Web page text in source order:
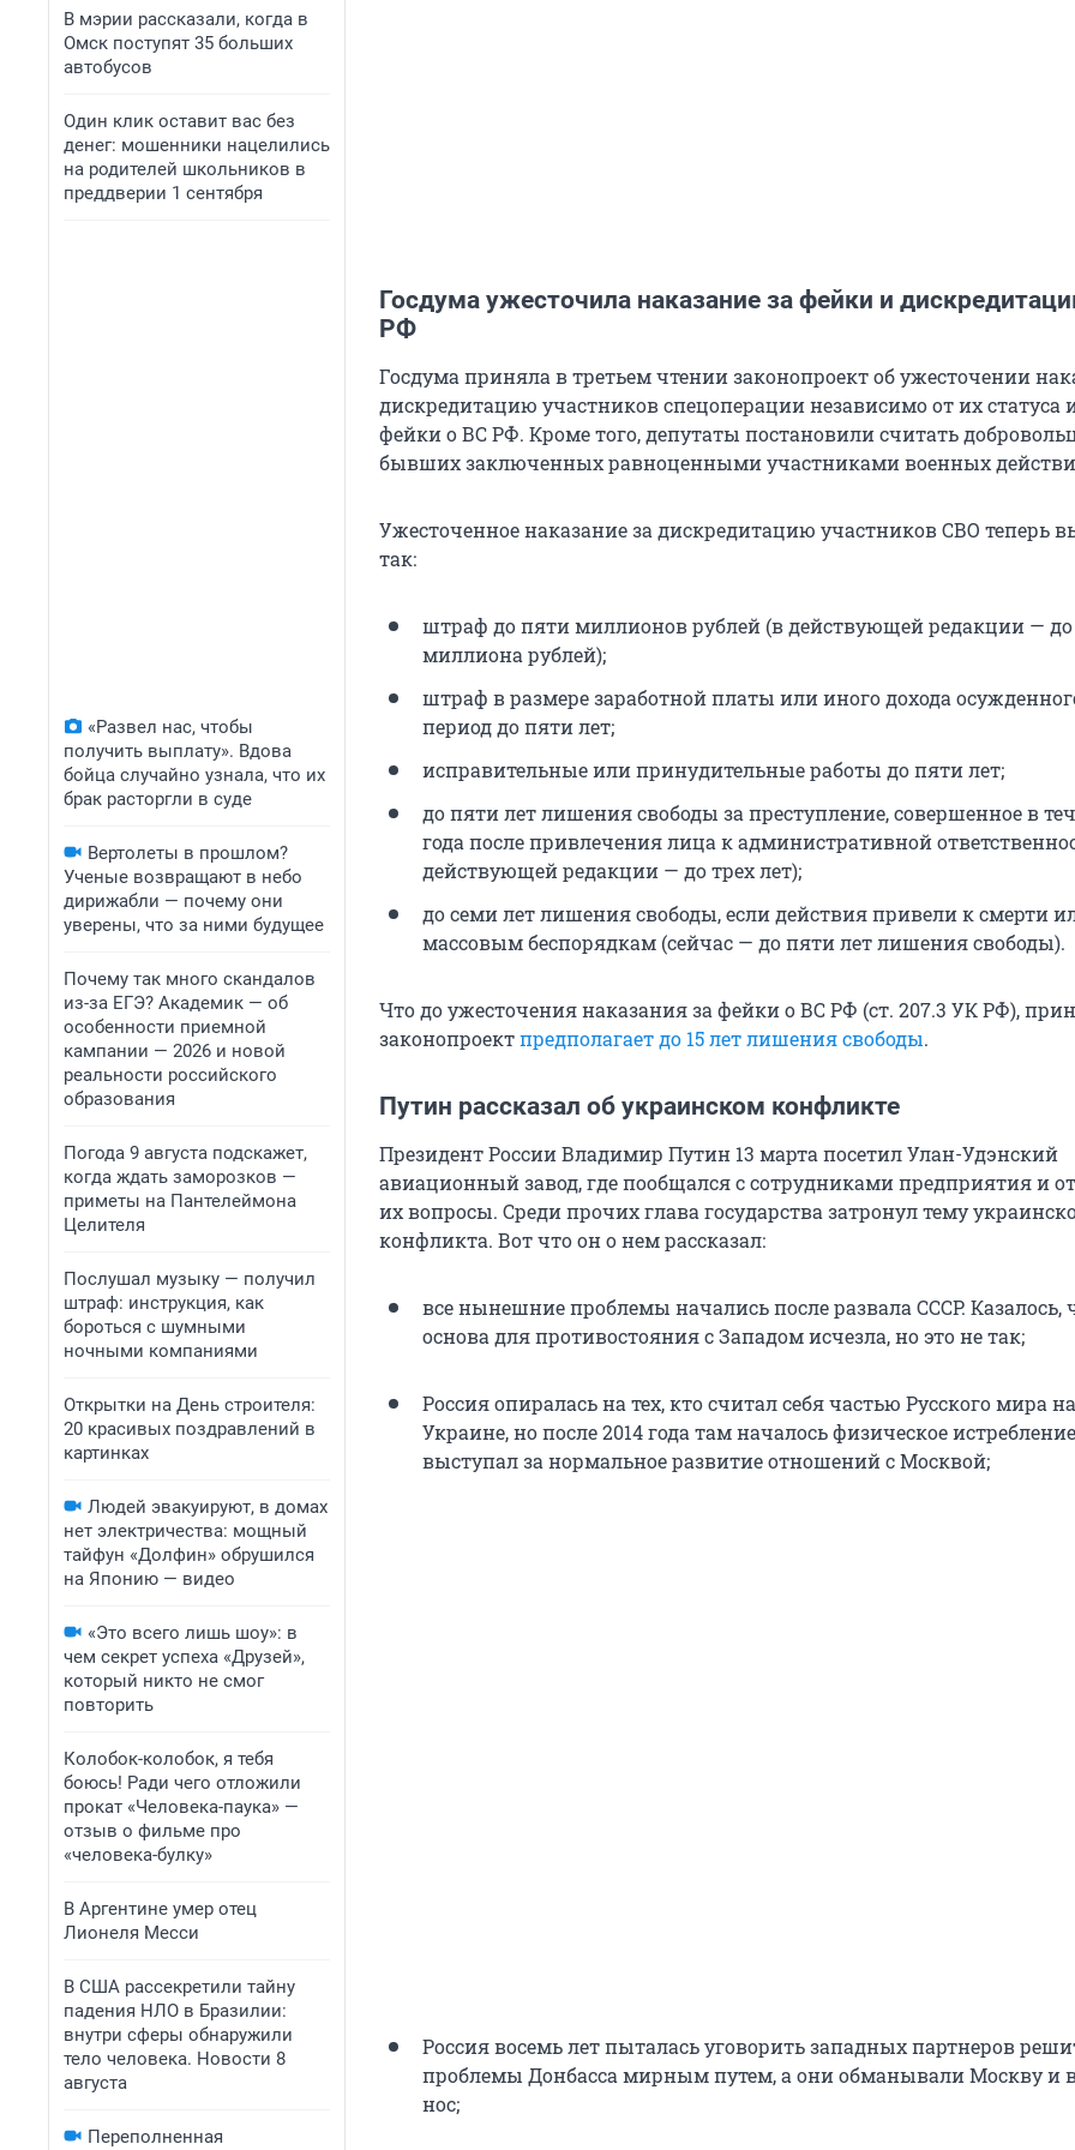
В мэрии рассказали, когда в
Омск поступят 35 больших
автобусов
Один клик оставит вас без
денег: мошенники нацелились
на родителей школьников в
преддверии 1 сентября
«Развел нас, чтобы
получить выплату». Вдова
бойца случайно узнала, что их
брак расторгли в суде
Вертолеты в прошлом?
Ученые возвращают в небо
дирижабли — почему они
уверены, что за ними будущее
Почему так много скандалов
из-за ЕГЭ? Академик — об
особенности приемной
кампании — 2026 и новой
реальности российского
образования
Погода 9 августа подскажет,
когда ждать заморозков —
приметы на Пантелеймона
Целителя
Послушал музыку — получил
штраф: инструкция, как
бороться с шумными
ночными компаниями
Открытки на День строителя:
20 красивых поздравлений в
картинках
Людей эвакуируют, в домах
нет электричества: мощный
тайфун «Долфин» обрушился
на Японию — видео
«Это всего лишь шоу»: в
чем секрет успеха «Друзей»,
который никто не смог
повторить
Колобок-колобок, я тебя
боюсь! Ради чего отложили
прокат «Человека-паука» —
отзыв о фильме про
«человека-булку»
В Аргентине умер отец
Лионеля Месси
В США рассекретили тайну
падения НЛО в Бразилии:
внутри сферы обнаружили
тело человека. Новости 8
августа
Переполненная
Госдума ужесточила наказание за фейки и
РФ
Госдума приняла в третьем чтении законопроект об ужесточении
дискредитацию участников спецоперации независимо от их статуса
фейки о ВС РФ. Кроме того, депутаты постановили считать
бывших заключенных равноценными участниками военных
Ужесточенное наказание за дискредитацию участников СВО теперь
так:
штраф до пяти миллионов рублей (в действующей редакции — до
миллиона рублей);
штраф в размере заработной платы или иного дохода
период до пяти лет;
исправительные или принудительные работы до пяти лет;
до пяти лет лишения свободы за преступление, совершенное в
года после привлечения лица к административной
действующей редакции — до трех лет);
до семи лет лишения свободы, если действия привели к смерти
массовым беспорядкам (сейчас — до пяти лет лишения свободы).
Что до ужесточения наказания за фейки о ВС РФ (ст. 207.3 УК РФ),
законопроектпредполагает до 15 лет лишения свободы.
Путин рассказал об украинском конфликте
Президент России Владимир Путин 13 марта посетил Улан-Удэнский
авиационный завод, где пообщался с сотрудниками предприятия и
их вопросы. Среди прочих глава государства затронул тему
конфликта. Вот что он о нем рассказал:
все нынешние проблемы начались после развала СССР. Казалось,
основа для противостояния с Западом исчезла, но это не так;
Россия опиралась на тех, кто считал себя частью Русского мира на
Украине, но после 2014 года там началось физическое
выступал за нормальное развитие отношений с Москвой;
Россия восемь лет пыталась уговорить западных партнеров
проблемы Донбасса мирным путем, а они обманывали Москву и
нос;